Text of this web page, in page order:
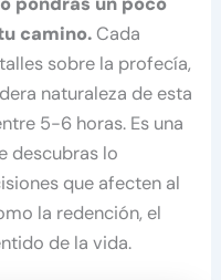
camino.Cada
sobre la profecía,
naturaleza de esta
5-6 horas. Es una
descubras lo
que afecten al
la redención, el
de la vida.